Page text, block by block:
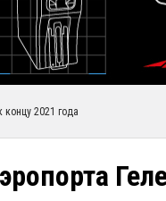
2021 года